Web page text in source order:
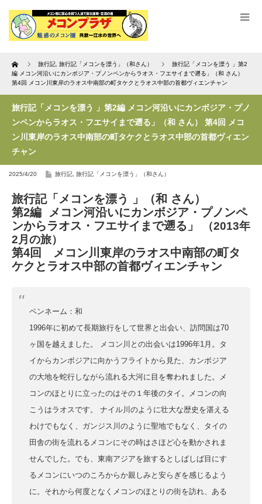
Home 旅行記 旅行記「メコンを漂う」（和さん）
旅行記「メコンを漂う 」第2
編 メコン河沿いにカンボジア・プノンペンからラオス・フエサイまで遡る」（和 さん）
第4回 メコン川東岸のラオス中南部の町タケクとラオス中部の首都ヴィエンチャン
旅行記「メコンを漂う 」第2編 メコン河沿いにカンボジア・プノ
ンペンからラオス・フエサイまで遡る」（和 さん） 第4回 メコ
ン川東岸のラオス中南部の町タケクとラオス中部の首都ヴィエン
チャン
2025/4/20 旅行記 旅行記「メコンを漂う」（和さん）
旅行記「メコンを漂う 」（和 さん）
第2編 メコン河沿いにカンボジア・プノンペ
ンからラオス・フエサイまで遡る」
（2013年
2月 の旅）
第4回 メコン川東岸のラオス中南部の町タ
ケクとラオス中部の首都ヴィエンチャン
ペンネーム：和
1996年に初めて長期旅行をして世界と出会い、訪問国は70
ヶ国を越えました。 メコン川との出会いは1996年1月。タ
イからカンボジアに向かうフライトから見た、カンボジア
の大地を蛇行しながら流れる大河に目を奪われました。メ
コンのほとりに立ったのはその１年後のタイ。メコンの向
こうはラオスです。 ナイル川のように壮大な歴史を湛える
わけでもなく、ガンジス川のように聖地でもなく、タイの
田舎の街を流れるメコンにその時はさほど心を動かされま
せんでした。でも、東南アジアを旅するとしばしば目にす
るメコンにいつのころからか親しみと安らぎを感じるよう
に。それから何度となくメコンのほとりの街を訪れ、ある